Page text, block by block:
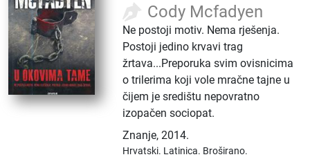
Cody Mcfadyen
Ne postoji motiv. Nema rješenja.
Postoji jedino krvavi trag
žrtava...Preporuka svim ovisnicima
o trilerima koji vole mračne tajne u
čijem je središtu nepovratno
izopačen sociopat.
Znanje,2014.
Hrvatski. Latinica. Broširano.